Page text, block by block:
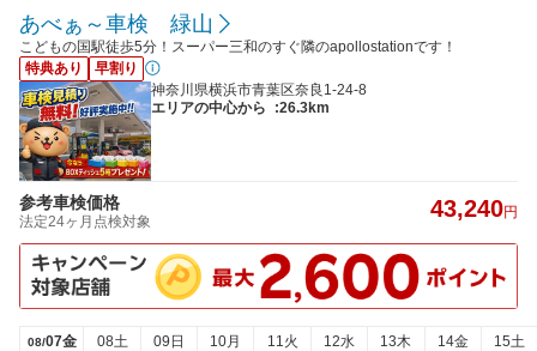
あべぁ～車検 緑山
こどもの国駅徒歩5分！スーパー三和のすぐ隣のapollostationです！
特典あり
早割り
神奈川県横浜市青葉区奈良1-24-8
エリアの中心から
:26.3km
参考車検価格
法定24ヶ月点検対象 43,240円
08/07金 08土 09日 10月 11火 12水 13木 14金 15土